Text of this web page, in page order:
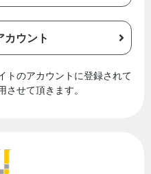
カウント
トのアカウントに登録されて
させて頂きます。